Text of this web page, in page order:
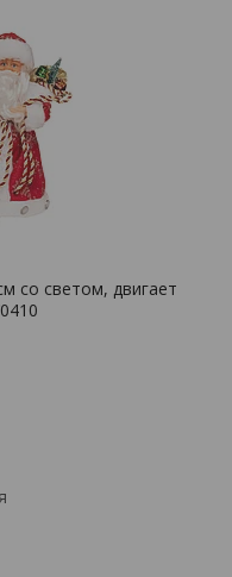
со светом, двигает